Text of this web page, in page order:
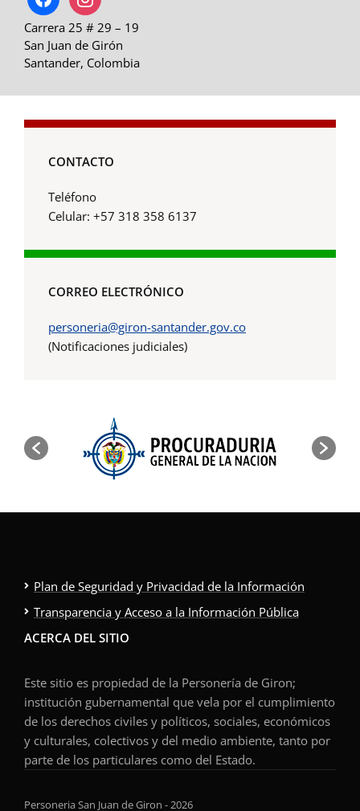
Carrera 25 # 29 – 19
San Juan de Girón
Santander, Colombia
CONTACTO
Teléfono
Celular: +57 318 358 6137
CORREO ELECTRÓNICO
personeria@giron-santander.gov.co
(Notificaciones judiciales)
Plan de Seguridad y Privacidad de la Información
Transparencia y Acceso a la Información Pública
ACERCA DEL SITIO
Este sitio es propiedad de la Personería de Giron;
institución gubernamental que vela por el cumplimiento
de los derechos civiles y políticos, sociales, económicos
y culturales, colectivos y del medio ambiente, tanto por
parte de los particulares como del Estado.
Personeria San Juan de Giron - 2026